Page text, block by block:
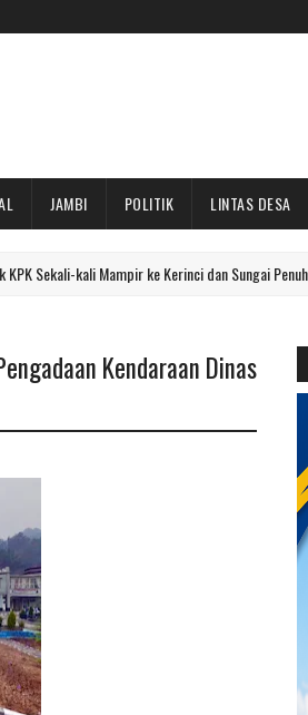
JAMBI POLITIK LINTAS DESA
Mampir ke Kerinci dan Sungai Penuh Dong!
Kendaraan Dinas